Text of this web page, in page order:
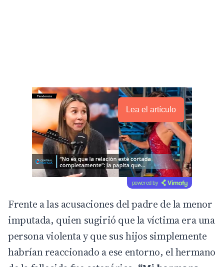
Lea el artículo
powered by
Frente a las acusaciones del padre de la menor
imputada, quien sugirió que la víctima era una
persona violenta y que sus hijos simplemente
habrían reaccionado a ese entorno, el hermano